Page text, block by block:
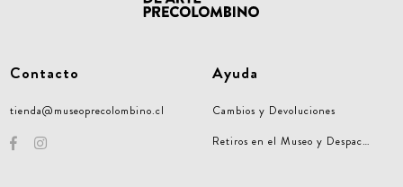
Contacto
tienda@museoprecolombino.cl
Ayuda
Cambios y Devoluciones
Retiros en el Museo y Despachos Nacionales